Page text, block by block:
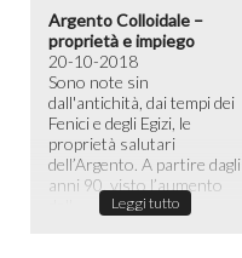
Argento Colloidale –
proprietà e impiego
20-10-2018
Sono note sin
dall'antichità, dai tempi dei
Fenici e degli Egizi, le
proprietà salutari
dell’Argento. A partire dagli
anni 90, visto l’aumento
Leggi tutto